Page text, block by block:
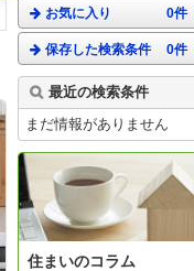
お気に入り 0件
保存した検索条件 0件
最近の検索条件
まだ情報がありません
住まいのコラム